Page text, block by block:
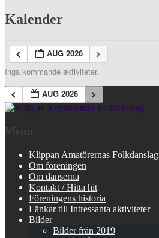
Kalender
AUG 2026
Inga kommande aktiviteter.
AUG 2026
Menu
Klippan Amatörernas Folkdanslag
Om föreningen
Om danserna
Kontakt / Hitta hit
Föreningens historia
Länkar till Intressanta aktiviteter
Bilder
Bilder från 2019